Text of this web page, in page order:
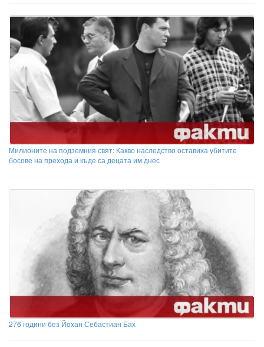
Милионите на подземния свят: Какво наследство оставиха убитите
босове на прехода и къде са децата им днес
276 години без Йохан Себастиан Бах